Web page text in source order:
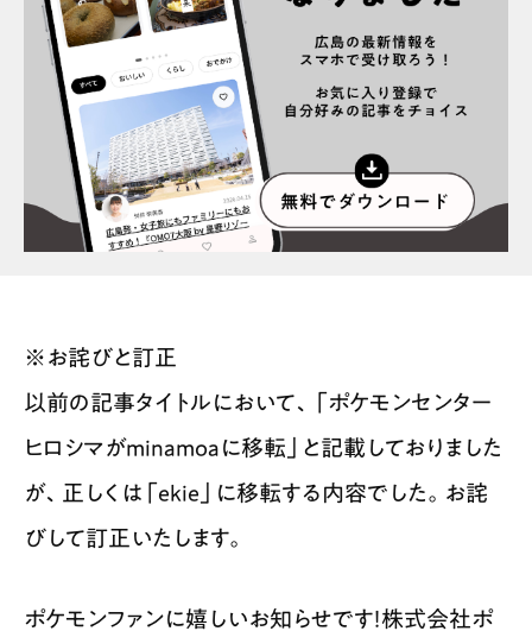
※お詫びと訂正
以前の記事タイトルにおいて、「ポケモンセンター
ヒロシマがminamoaに移転」と記載しておりました
が、正しくは「ekie」に移転する内容でした。お詫
びして訂正いたします。
ポケモンファンに嬉しいお知らせです！株式会社ポ